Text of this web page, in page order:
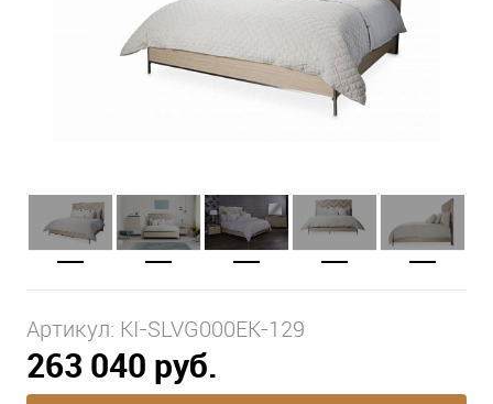
Артикул: KI-SLVG000EK-129
263 040 руб.